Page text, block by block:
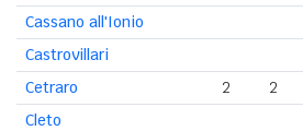
Cassano all'Ionio
Castrovillari
Cetraro
2 2
Cleto